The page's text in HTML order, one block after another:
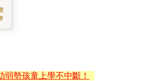
弱勢孩童上學不中斷！